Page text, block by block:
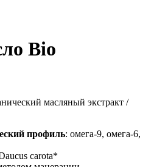
Bio
масляный экстракт /
профиль: омега-9, омега-6,
carota*